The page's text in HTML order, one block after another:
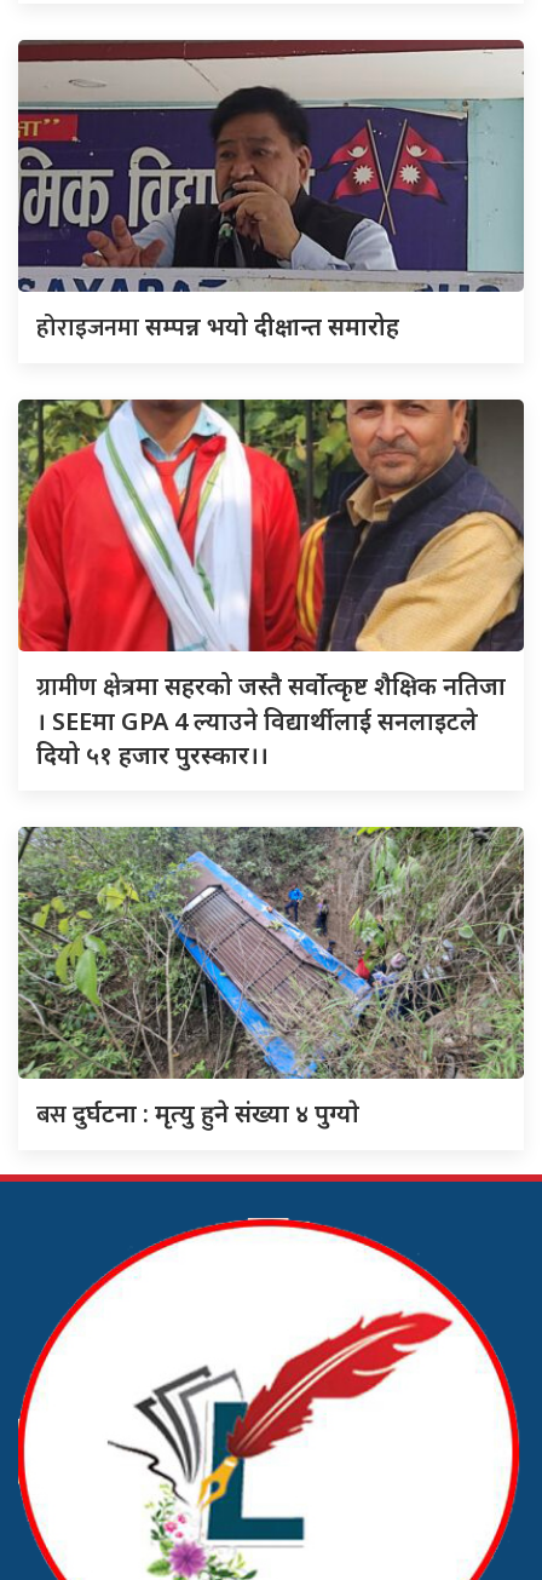
होराइजनमासम्पन्न भयो दीक्षान्त समारोह
ग्रामीण क्षेत्रमा सहरको जस्तै सर्वोत्कृष्ट शैक्षिक नतिजा
। SEEमा GPA 4 ल्याउने विद्यार्थीलाई सनलाइटले
दियो ५१ हजार पुरस्कार।।
बसदुर्घटना : मृत्यु हुने संख्या ४ पुग्याे